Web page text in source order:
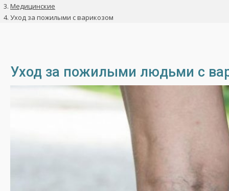
Медицинские
Уход за пожилыми с варикозом
Уход за пожилыми людьми с